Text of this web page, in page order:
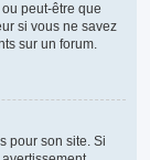
peut-être que
si vous ne savez
sur un forum.
pour son site. Si